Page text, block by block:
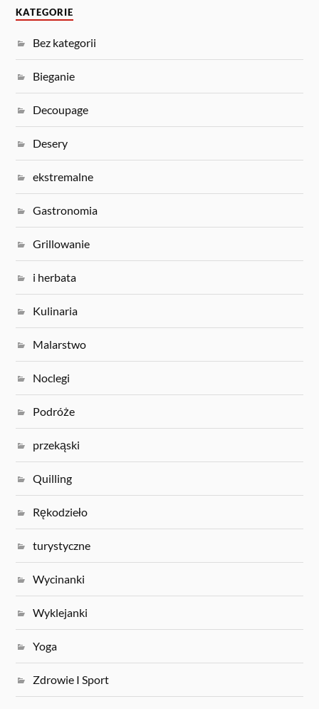
KATEGORIE
Bez kategorii
Bieganie
Decoupage
Desery
ekstremalne
Gastronomia
Grillowanie
i herbata
Kulinaria
Malarstwo
Noclegi
Podróże
przekąski
Quilling
Rękodzieło
turystyczne
Wycinanki
Wyklejanki
Yoga
Zdrowie I Sport